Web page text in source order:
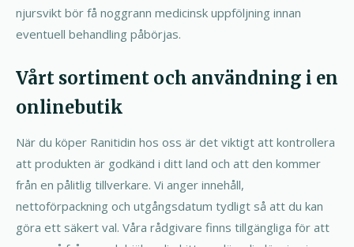
njursvikt bör få noggrann medicinsk uppföljning innan
eventuell behandling påbörjas.
Vårt sortiment och användning i en
onlinebutik
När du köper Ranitidin hos oss är det viktigt att kontrollera
att produkten är godkänd i ditt land och att den kommer
från en pålitlig tillverkare. Vi anger innehåll,
nettoförpackning och utgångsdatum tydligt så att du kan
göra ett säkert val. Våra rådgivare finns tillgängliga för att